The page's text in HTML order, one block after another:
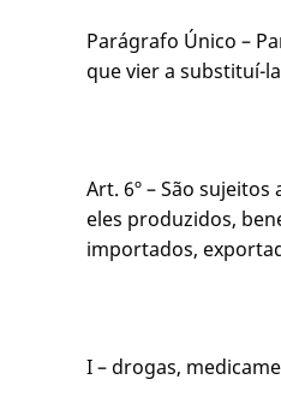
Parágrafo Único –
que vier a substituí-
Art. 6º – São
eles produzidos,
importados,
I – drogas,